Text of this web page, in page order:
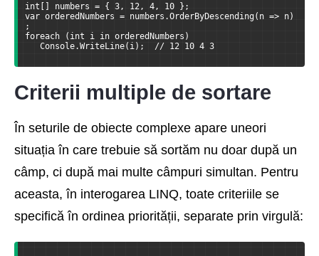
int[] numbers = { 3, 12, 4, 10 };
var orderedNumbers = numbers.OrderByDescending(n => n)
;
foreach (int i in orderedNumbers)
Console.WriteLine(i);  // 12 10 4 3
Criterii multiple de sortare
În seturile de obiecte complexe apare uneori
situația în care trebuie să sortăm nu doar după un
câmp, ci după mai multe câmpuri simultan. Pentru
aceasta, în interogarea LINQ, toate criteriile se
specifică în ordinea priorității, separate prin virgulă: